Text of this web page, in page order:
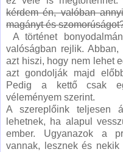
kérdem én, valóban
magányt és
A történet
valóságban rejlik.
azt hiszi, hogy nem lehet
azt gondolják majd
Pedig a kettő csak
véleményem szerint.
A szereplőink teljesen
lehetnek, ha alapul
ember. Ugyanazok a
vannak, lesznek és